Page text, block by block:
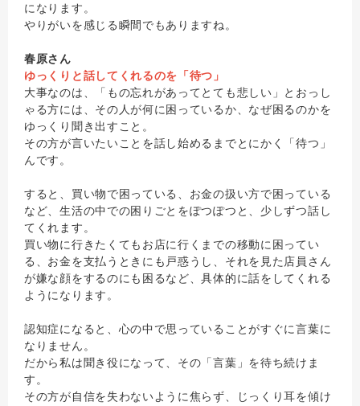
になります。
やりがいを感じる瞬間でもありますね。
春原さん
ゆっくりと話してくれるのを「待つ」
大事なのは、「もの忘れがあってとても悲しい」とおっし
ゃる方には、その人が何に困っているか、なぜ困るのかを
ゆっくり聞き出すこと。
その方が言いたいことを話し始めるまでとにかく「待つ」
んです。
すると、買い物で困っている、お金の扱い方で困っている
など、生活の中での困りごとをぽつぽつと、少しずつ話し
てくれます。
買い物に行きたくてもお店に行くまでの移動に困ってい
る、お金を支払うときにも戸惑うし、それを見た店員さん
が嫌な顔をするのにも困るなど、具体的に話をしてくれる
ようになります。
認知症になると、心の中で思っていることがすぐに言葉に
なりません。
だから私は聞き役になって、その「言葉」を待ち続けま
す。
その方が自信を失わないように焦らず、じっくり耳を傾け